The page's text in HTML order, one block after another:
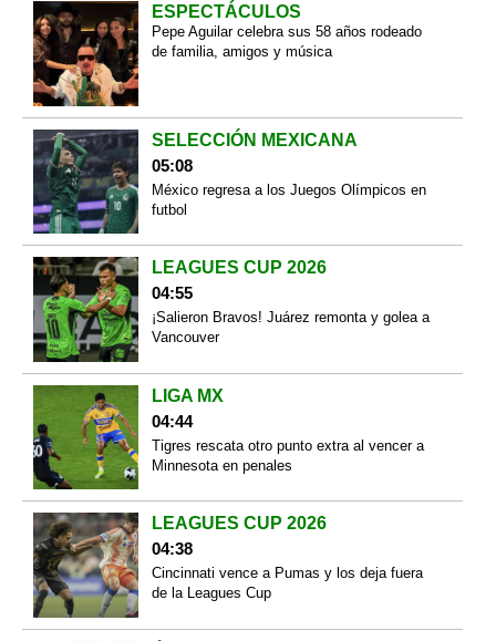
ESPECTÁCULOS
Pepe Aguilar celebra sus 58 años rodeado
de familia, amigos y música
SELECCIÓN MEXICANA
05:08
México regresa a los Juegos Olímpicos en
futbol
LEAGUES CUP 2026
04:55
¡Salieron Bravos! Juárez remonta y golea a
Vancouver
LIGA MX
04:44
Tigres rescata otro punto extra al vencer a
Minnesota en penales
LEAGUES CUP 2026
04:38
Cincinnati vence a Pumas y los deja fuera
de la Leagues Cup